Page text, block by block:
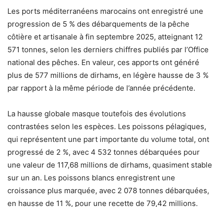
Les ports méditerranéens marocains ont enregistré une
progression de 5 % des débarquements de la pêche
côtière et artisanale à fin septembre 2025, atteignant 12
571 tonnes, selon les derniers chiffres publiés par l’Office
national des pêches. En valeur, ces apports ont généré
plus de 577 millions de dirhams, en légère hausse de 3 %
par rapport à la même période de l’année précédente.
La hausse globale masque toutefois des évolutions
contrastées selon les espèces. Les poissons pélagiques,
qui représentent une part importante du volume total, ont
progressé de 2 %, avec 4 532 tonnes débarquées pour
une valeur de 117,68 millions de dirhams, quasiment stable
sur un an. Les poissons blancs enregistrent une
croissance plus marquée, avec 2 078 tonnes débarquées,
en hausse de 11 %, pour une recette de 79,42 millions.